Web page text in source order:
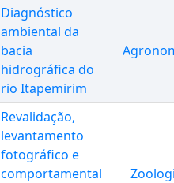
Diagnóstico
ambiental da
bacia
hidrográfica do
rio Itapemirim
Revalidação,
levantamento
fotográfico e
comportamental